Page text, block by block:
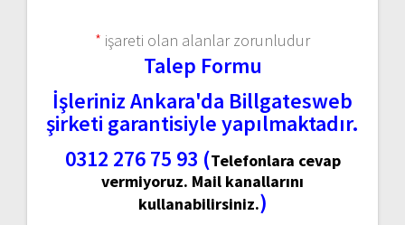
* işareti olan alanlar zorunludur
Talep Formu
İşleriniz Ankara'da Billgatesweb
şirketi garantisiyle yapılmaktadır.
0312 276 75 93 (Telefonlara cevap
vermiyoruz. Mail kanallarını
kullanabilirsiniz.)